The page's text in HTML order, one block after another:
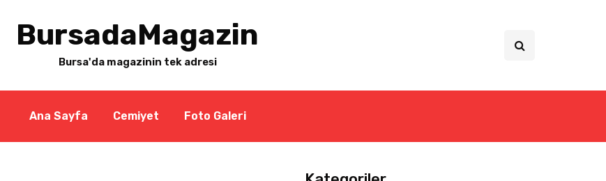
BursadaMagazin
Bursa'da magazinin tek adresi
Ana Sayfa Cemiyet Foto Galeri